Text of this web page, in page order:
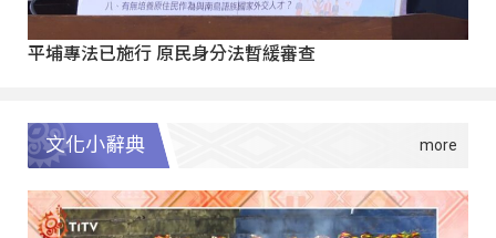
平埔專法已施行 原民身分法暫緩審查
文化小辭典